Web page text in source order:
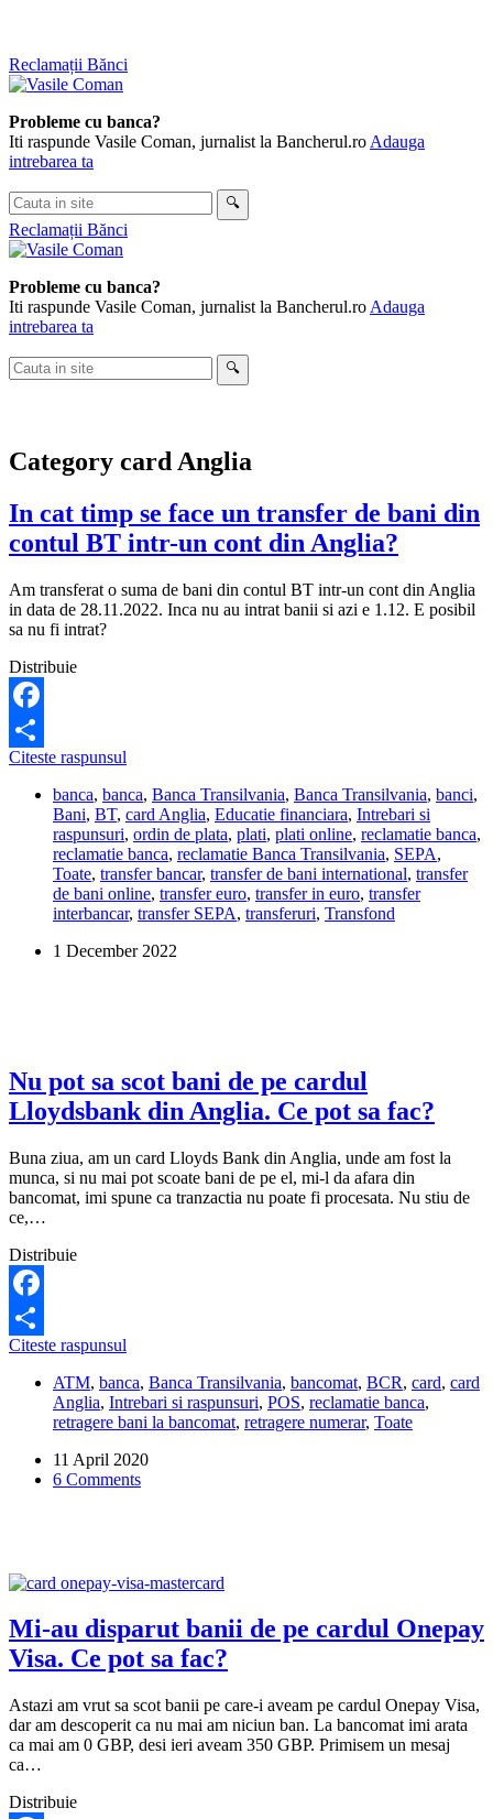
Skip
to
Reclamații Bănci
Probleme cu banca?
Iti raspunde Vasile Coman, jurnalist la Bancherul.ro Adauga
intrebarea ta
Cauta
in
site
🔍
Reclamații Bănci
Probleme cu banca?
Iti raspunde Vasile Coman, jurnalist la Bancherul.ro Adauga
intrebarea ta
Cauta
in
🔍
Category card Anglia
In cat timp se face un transfer de bani din
contul BT intr-un cont din Anglia?
Am transferat o suma de bani din contul BT intr-un cont din Anglia
in data de 28.11.2022. Inca nu au intrat banii si azi e 1.12. E posibil
sa nu fi intrat?
Distribuie
Facebook
Share
Citeste raspunsul
timp
se
face
un
transfer
de
bani
contul
Anglia?
banca, banca, Banca Transilvania, Banca Transilvania, banci,
Bani, BT, card Anglia, Educatie financiara, Intrebari si
raspunsuri, ordin de plata, plati, plati online, reclamatie banca,
reclamatie banca, reclamatie Banca Transilvania, SEPA,
Toate, transfer bancar, transfer de bani international, transfer
de bani online, transfer euro, transfer in euro, transfer
interbancar, transfer SEPA, transferuri, Transfond
1 December 2022
Nu pot sa scot bani de pe cardul
Lloydsbank din Anglia. Ce pot sa fac?
Buna ziua, am un card Lloyds Bank din Anglia, unde am fost la
munca, si nu mai pot scoate bani de pe el, mi-l da afara din
bancomat, imi spune ca tranzactia nu poate fi procesata. Nu stiu de
ce,…
Distribuie
Facebook
Share
Citeste raspunsul
sa
scot
bani
pe
cardul
pot
fac?
ATM, banca, Banca Transilvania, bancomat, BCR, card, card
Anglia, Intrebari si raspunsuri, POS, reclamatie banca,
retragere bani la bancomat, retragere numerar, Toate
11 April 2020
6 Comments
Mi-au disparut banii de pe cardul Onepay
Visa. Ce pot sa fac?
Astazi am vrut sa scot banii pe care-i aveam pe cardul Onepay Visa,
dar am descoperit ca nu mai am niciun ban. La bancomat imi arata
ca mai am 0 GBP, desi ieri aveam 350 GBP. Primisem un mesaj
ca…
Distribuie